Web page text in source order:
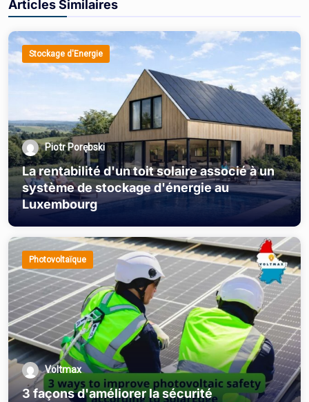
Articles Similaires
Stockage d'Energie
Piotr Porębski
La rentabilité d'un toit solaire associé à un
système de stockage d'énergie au
Luxembourg
Photovoltaïque
Voltmax
3 façons d'améliorer la sécurité